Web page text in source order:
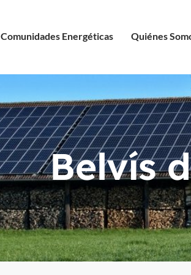
Comunidades Energéticas Quiénes
Belvís